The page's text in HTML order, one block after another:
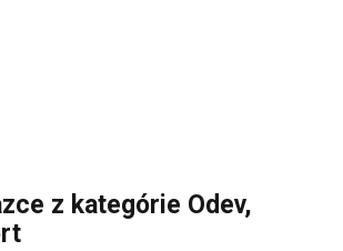
z kategórie Odev,